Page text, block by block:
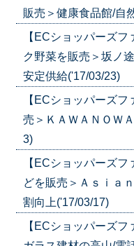
販売＞健康食品館/自
【ECショッパーズ
ク野菜を販売＞坂ノ
安定供給('17/03/23)
【ECショッパーズ
売＞ＫＡＷＡＮＯＷ
3)
【ECショッパーズ
どを販売＞Ａｓｉａ
割向上('17/03/17)
【ECショッパーズ